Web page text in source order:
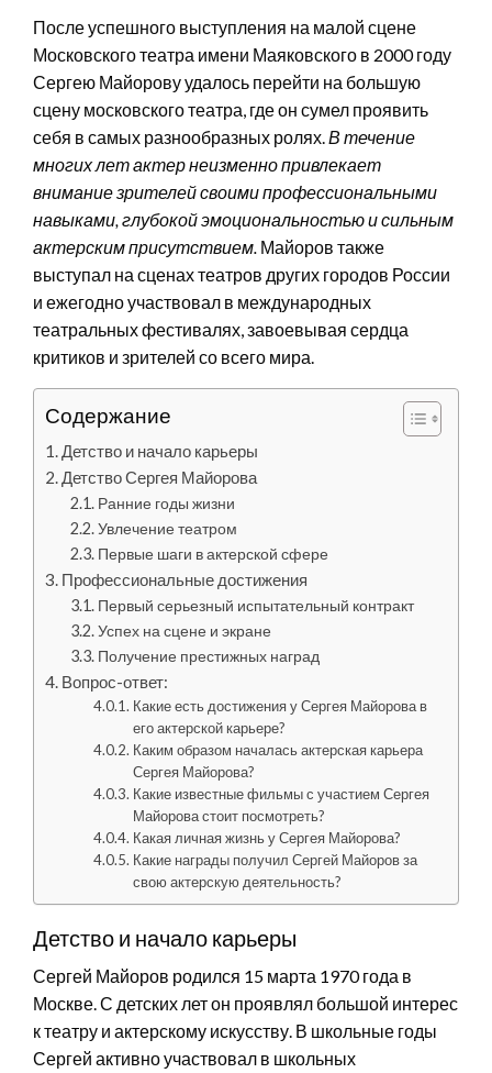
После успешного выступления на малой сцене
Московского театра имени Маяковского в 2000 году
Сергею Майорову удалось перейти на большую
сцену московского театра, где он сумел проявить
себя в самых разнообразных ролях.В течение
многих лет актер неизменно привлекает
внимание зрителей своими профессиональными
навыками, глубокой эмоциональностью и сильным
актерским присутствием. Майоров также
выступал на сценах театров других городов России
и ежегодно участвовал в международных
театральных фестивалях, завоевывая сердца
критиков и зрителей со всего мира.
Содержание
Детство и начало карьеры
Детство Сергея Майорова
Ранние годы жизни
Увлечение театром
Первые шаги в актерской сфере
Профессиональные достижения
Первый серьезный испытательный контракт
Успех на сцене и экране
Получение престижных наград
Вопрос-ответ:
Какие есть достижения у Сергея Майорова в
его актерской карьере?
Каким образом началась актерская карьера
Сергея Майорова?
Какие известные фильмы с участием Сергея
Майорова стоит посмотреть?
Какая личная жизнь у Сергея Майорова?
Какие награды получил Сергей Майоров за
свою актерскую деятельность?
Детство и начало карьеры
Сергей Майоров родился 15 марта 1970 года в
Москве. С детских лет он проявлял большой интерес
к театру и актерскому искусству. В школьные годы
Сергей активно участвовал в школьных